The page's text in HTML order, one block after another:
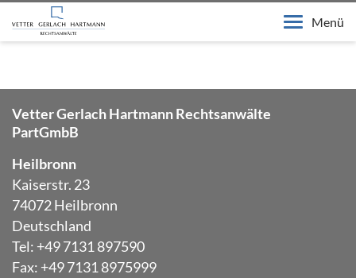
Menü
Vetter Gerlach Hartmann Rechtsanwälte
PartGmbB
Heilbronn
Kaiserstr. 23
74072 Heilbronn
Deutschland
Tel: +49 7131 897590
Fax: +49 7131 8975999